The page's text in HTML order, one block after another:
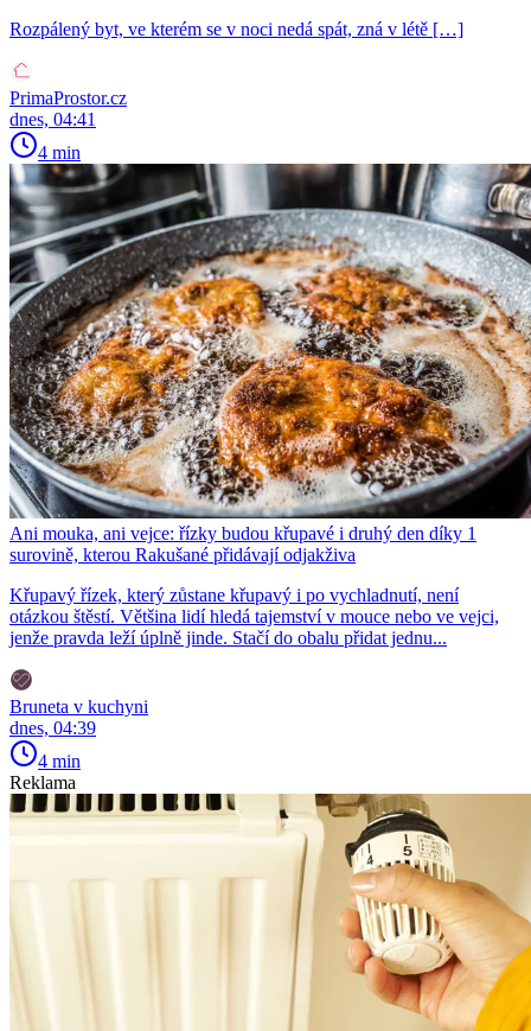
Rozpálený byt, ve kterém se v noci nedá spát, zná v létě […]
PrimaProstor.cz
dnes, 04:41
4 min
Ani mouka, ani vejce: řízky budou křupavé i druhý den díky 1
surovině, kterou Rakušané přidávají odjakživa
Křupavý řízek, který zůstane křupavý i po vychladnutí, není
otázkou štěstí. Většina lidí hledá tajemství v mouce nebo ve vejci,
jenže pravda leží úplně jinde. Stačí do obalu přidat jednu...
Bruneta v kuchyni
dnes, 04:39
4 min
Reklama